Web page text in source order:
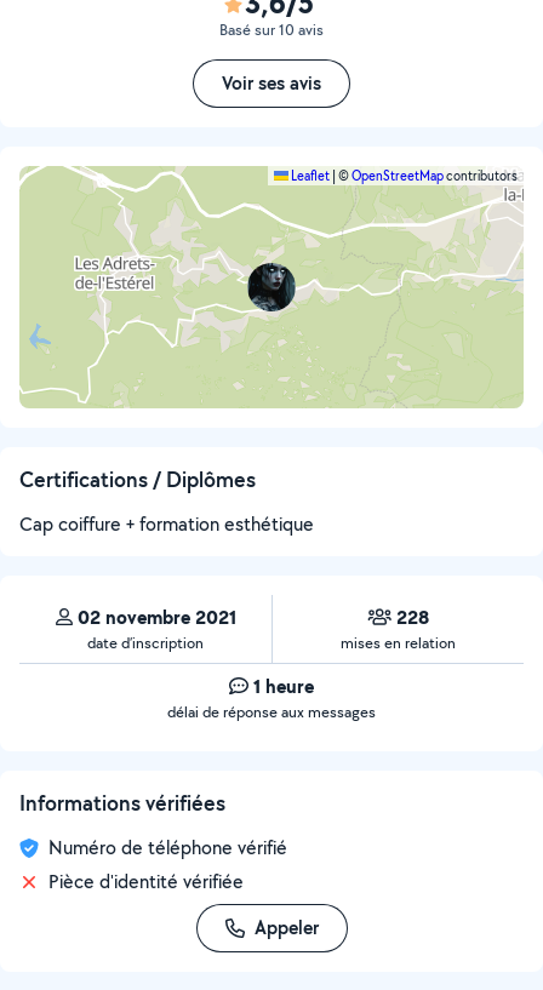
Basé sur 10 avis
Voir ses avis
Leaflet ©OpenStreetMapcontributors
Certifications / Diplômes
Cap coiffure + formation esthétique
02 novembre 2021
date d’inscription
228
mises en relation
1 heure
délai de réponse aux messages
Informations vérifiées
Numéro de téléphone vérifié
Pièce d'identité vérifiée
Appeler